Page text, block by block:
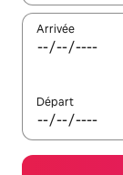
Arrivée
Départ